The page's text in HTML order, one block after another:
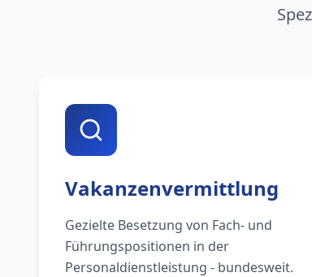
Vakanzenvermittlung
Gezielte Besetzung von Fach- und
Führungspositionen in der
Personaldienstleistung - bundesweit.